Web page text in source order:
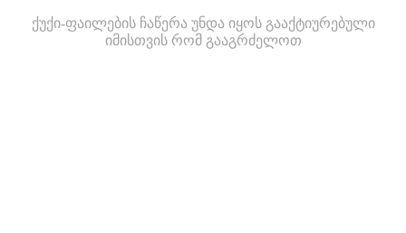
ქუქი-ფაილების ჩაწერა უნდა იყოს გააქტიურებული
იმისთვის რომ გააგრძელოთ